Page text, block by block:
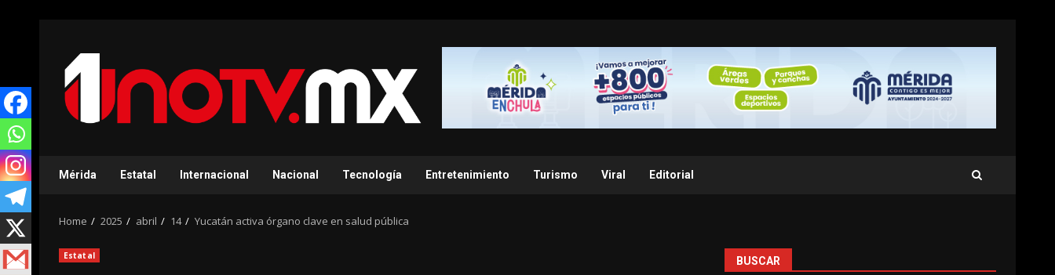
content
Mérida Estatal Internacional Nacional Tecnología Entretenimiento Turismo Viral Editorial
Home 2025 abril 14 Yucatán activa órgano clave en salud pública
Estatal BUSCAR